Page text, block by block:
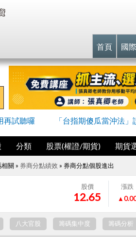
首頁 國
再試聽囉 「台指期傻瓜當沖法
分類 股票(權證/期貨) 期貨
關 » 券商分點績效 » 券商分點個股進出
股價
12.65
漲跌
八大官股 籌碼集中度 籌碼分析